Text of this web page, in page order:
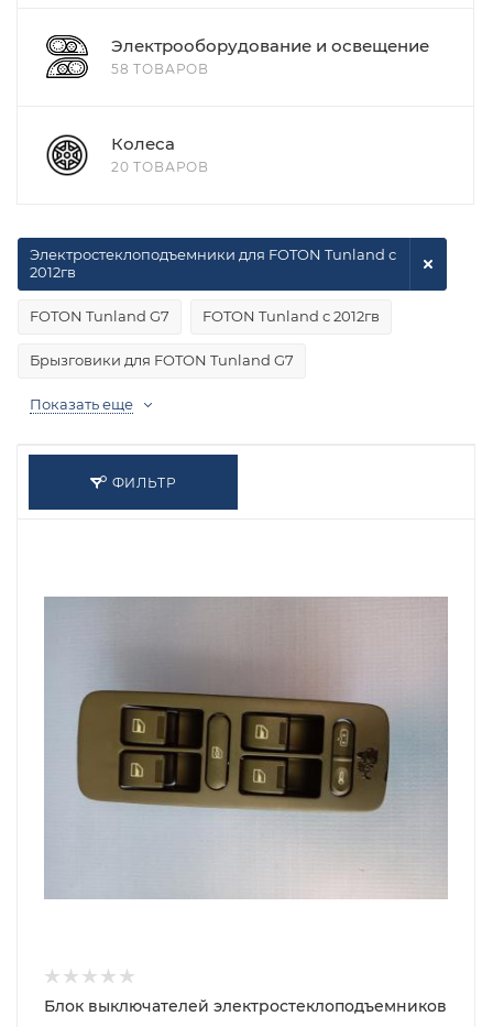
Электрооборудование и освещение
58 ТОВАРОВ
Колеса
20 ТОВАРОВ
FOTON Tunland G7 FOTON Tunland с 2012гв
Брызговики для FOTON Tunland G7
Электростеклоподъемники для FOTON Tunland с
2012гв
Показать еще
ФИЛЬТР
Блок выключателей электростеклоподъемников